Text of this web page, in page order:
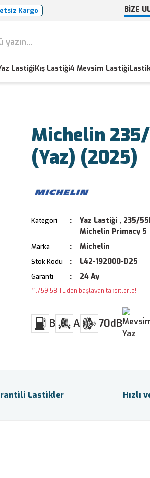
Kargo BİZE
LastiğiKış Lastiği4 Mevsim Lastiği
Michelin
(Yaz) (2025)
Kategori Yaz Lastiği , 235/
Michelin Primacy 5
Marka Michelin
Stok Kodu L42-192000-D25
Garanti 24 Ay
*1.759,58 TL den başlayan taksitlerle!
B A 70dB
Lastikler Hızlı